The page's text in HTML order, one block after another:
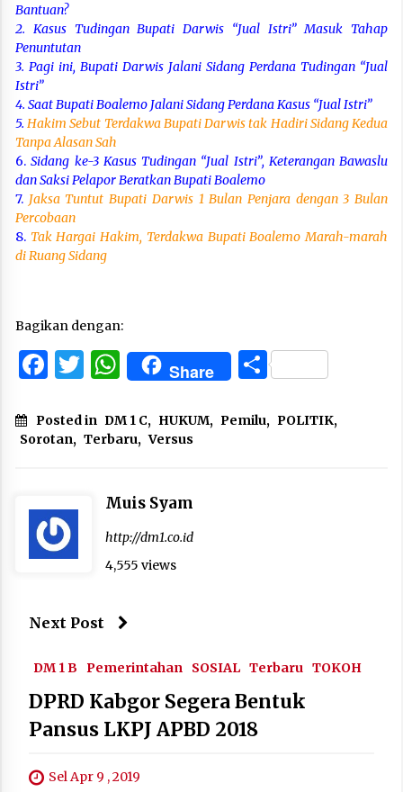
Bantuan?
2. Kasus Tudingan Bupati Darwis “Jual Istri” Masuk Tahap
Penuntutan
3. Pagi ini, Bupati Darwis Jalani Sidang Perdana Tudingan “Jual
Istri”
4. Saat Bupati Boalemo Jalani Sidang Perdana Kasus “Jual Istri”
5.Hakim Sebut Terdakwa Bupati Darwis tak Hadiri Sidang Kedua
Tanpa Alasan Sah
6.Sidang ke-3 Kasus Tudingan “Jual Istri”, Keterangan Bawaslu
dan Saksi Pelapor Beratkan Bupati Boalemo
7. Jaksa Tuntut Bupati Darwis 1 Bulan Penjara dengan 3 Bulan
Percobaan
8. Tak Hargai Hakim, Terdakwa Bupati Boalemo Marah-marah
di Ruang Sidang
Bagikan dengan:
Facebook
Twitter
WhatsApp
Share Share
Posted in DM 1 C, HUKUM, Pemilu, POLITIK,
Sorotan, Terbaru, Versus
Muis Syam
http://dm1.co.id
4,555 views
Next Post
DM 1 B Pemerintahan SOSIAL Terbaru TOKOH
DPRD Kabgor Segera Bentuk
Pansus LKPJ APBD 2018
Sel Apr 9 , 2019